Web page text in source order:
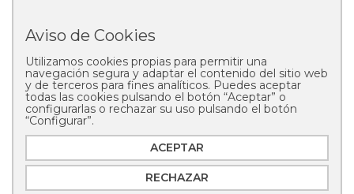
Copyright © 2025 Pastelería Mallorca
Aviso de Cookies
Utilizamos cookies propias para permitir una
navegación segura y adaptar el contenido del sitio web
y de terceros para fines analíticos. Puedes aceptar
todas las cookies pulsando el botón “Aceptar” o
configurarlas o rechazar su uso pulsando el botón
“Configurar”.
ACEPTAR
RECHAZAR